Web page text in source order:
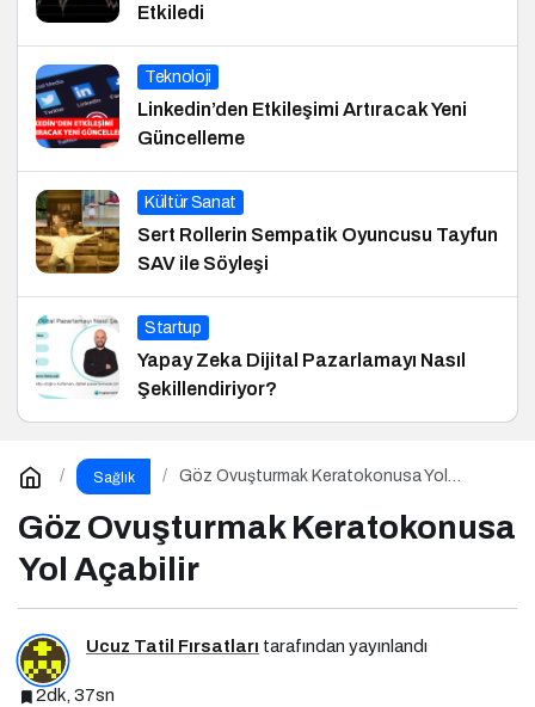
Etkiledi
Teknoloji
Linkedin’den Etkileşimi Artıracak Yeni
Güncelleme
Kültür Sanat
Sert Rollerin Sempatik Oyuncusu Tayfun
SAV ile Söyleşi
Startup
Yapay Zeka Dijital Pazarlamayı Nasıl
Şekillendiriyor?
Sağlık
Göz Ovuşturmak Keratokonusa Yol
Göz Ovuşturmak Keratokonusa
Yol Açabilir
Ucuz Tatil Fırsatları tarafından yayınlandı
2dk, 37sn